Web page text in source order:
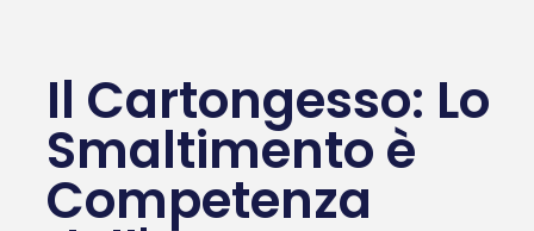
Il Cartongesso: Lo
Smaltimento è
Competenza